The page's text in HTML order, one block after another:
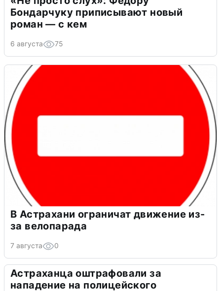
Бондарчуку приписывают новый
роман — с кем
6 августа 75
В Астрахани ограничат движение из-
за велопарада
7 августа 0
Астраханца оштрафовали за
нападение на полицейского